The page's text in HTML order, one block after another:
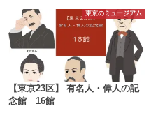
東京のミュージアム
【東京23区】 有名人・偉人の記
念館 16館